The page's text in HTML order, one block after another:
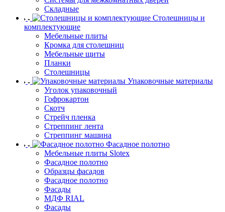
Складные
Столешницы и
комплектующие
Мебельные плиты
Кромка для столешниц
Мебельные щиты
Планки
Столешницы
Упаковочные материалы
Уголок упаковочный
Гофрокартон
Скотч
Стрейч пленка
Стреппинг лента
Стреппинг машина
Фасадное полотно
Мебельные плиты Slotex
Фасадное полотно
Образцы фасадов
Фасадное полотно
Фасады
МДФ RIAL
Фасады